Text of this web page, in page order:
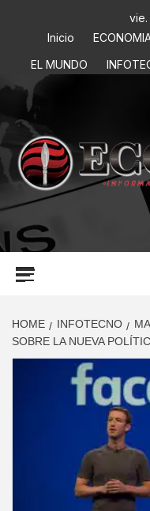
Inicio
EL MUNDO
INFORMACIÓN PARA
HOME INFOTECNO
SOBRE LA NUEVA